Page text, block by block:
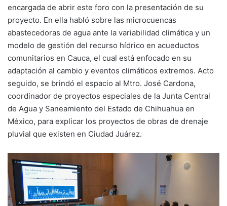
encargada de abrir este foro con la presentación de su
proyecto. En ella habló sobre las microcuencas
abastecedoras de agua ante la variabilidad climática y un
modelo de gestión del recurso hídrico en acueductos
comunitarios en Cauca, el cual está enfocado en su
adaptación al cambio y eventos climáticos extremos. Acto
seguido, se brindó el espacio al Mtro. José Cardona,
coordinador de proyectos especiales de la Junta Central
de Agua y Saneamiento del Estado de Chihuahua en
México, para explicar los proyectos de obras de drenaje
pluvial que existen en Ciudad Juárez.